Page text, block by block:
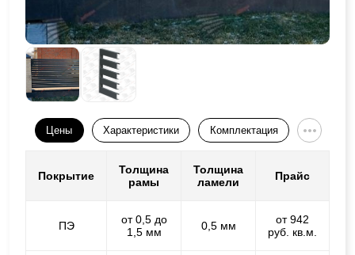
Цены Характеристики Комплектация
Покрытие
Толщина
рамы
Толщина
ламели
Прайс
ПЭ
от 0,5 до
1,5 мм
0,5 мм
от 942
руб. кв.м.